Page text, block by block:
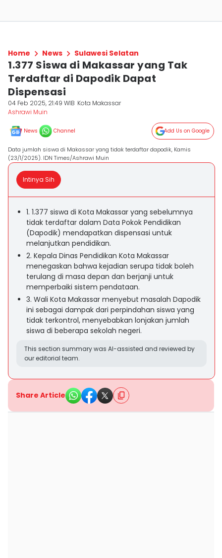
Home News Sulawesi Selatan
1.377 Siswa di Makassar yang Tak
Terdaftar di Dapodik Dapat
Dispensasi
04 Feb 2025, 21:49 WIB Kota Makassar
Ashrawi Muin
News Channel Add Us on Google
Data jumlah siswa di Makassar yang tidak terdaftar dapodik, Kamis
(23/1/2025). IDN Times/Ashrawi Muin
Intinya Sih
1. 1.377 siswa di Kota Makassar yang sebelumnya
tidak terdaftar dalam Data Pokok Pendidikan
(Dapodik) mendapatkan dispensasi untuk
melanjutkan pendidikan.
2. Kepala Dinas Pendidikan Kota Makassar
menegaskan bahwa kejadian serupa tidak boleh
terulang di masa depan dan berjanji untuk
memperbaiki sistem pendataan.
3. Wali Kota Makassar menyebut masalah Dapodik
ini sebagai dampak dari perpindahan siswa yang
tidak terkontrol, menyebabkan lonjakan jumlah
siswa di beberapa sekolah negeri.
This section summary was AI-assisted and reviewed by
our editorial team.
Share Article